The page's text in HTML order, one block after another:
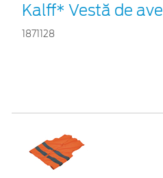
Kalff* Vestă de
1871128